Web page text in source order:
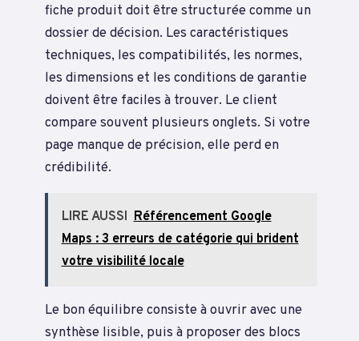
fiche produit doit être structurée comme un
dossier de décision. Les caractéristiques
techniques, les compatibilités, les normes,
les dimensions et les conditions de garantie
doivent être faciles à trouver. Le client
compare souvent plusieurs onglets. Si votre
page manque de précision, elle perd en
crédibilité.
LIRE AUSSI Référencement Google
Maps : 3 erreurs de catégorie qui brident
votre visibilité locale
Le bon équilibre consiste à ouvrir avec une
synthèse lisible, puis à proposer des blocs